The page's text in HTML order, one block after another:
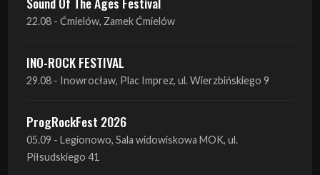
22.08 - Ćmielów, Zamek Ćmielów
INO-ROCK FESTIVAL
29.08 - Inowrocław, Plac Imprez, ul. Wierzbińskiego 9
ProgRockFest 2026
05.09 - Legionowo, Sala widowiskowa MOK, ul.
Piłsudskiego 41